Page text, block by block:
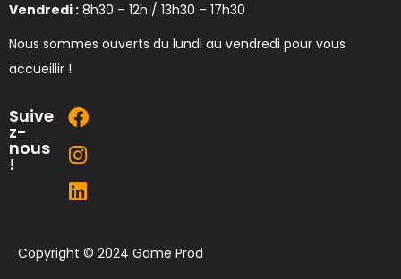
Vendredi : 8h30 – 12h / 13h30 – 17h30
Nous sommes ouverts du lundi au vendredi pour vous
accueillir !
Suive
z-
nous
!
Copyright © 2024 Game Prod